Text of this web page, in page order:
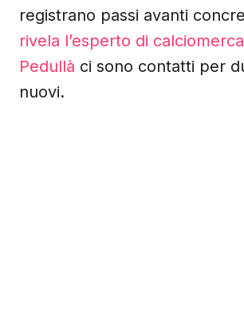
registrano passi avanti
rivela l’esperto di
Pedullà ci sono contatti per
nuovi.